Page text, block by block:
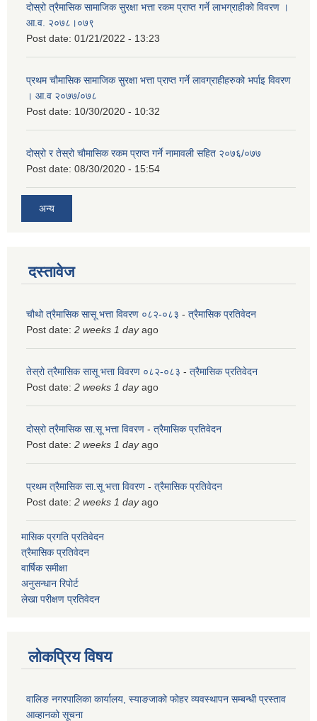
दोस्रो त्रैमासिक सामाजिक सुरक्षा भत्ता रकम प्राप्त गर्ने लाभग्राहीको विवरण ।
आ.व. २०७८।०७९
Post date: 01/21/2022 - 13:23
प्रथम चौमासिक सामाजिक सुरक्षा भत्ता प्राप्त गर्ने लावग्राहीहरुको भर्पाइ विवरण
। आ.व २०७७/०७८
Post date: 10/30/2020 - 10:32
दोस्रो र तेस्रो चौमासिक रकम प्राप्त गर्ने नामावली सहित २०७६/०७७
Post date: 08/30/2020 - 15:54
अन्य
दस्तावेज
चौथो त्रैमासिक सासू भत्ता विवरण ०८२-०८३ - त्रैमासिक प्रतिवेदन
Post date: 2 weeks 1 dayago
तेस्रो त्रैमासिक सासू भत्ता विवरण ०८२-०८३ - त्रैमासिक प्रतिवेदन
Post date: 2 weeks 1 dayago
दोस्रो त्रैमासिक सा.सू भत्ता विवरण - त्रैमासिक प्रतिवेदन
Post date: 2 weeks 1 dayago
प्रथम त्रैमासिक सा.सू भत्ता विवरण - त्रैमासिक प्रतिवेदन
Post date: 2 weeks 1 dayago
मासिक प्रगति प्रतिवेदन
त्रैमासिक प्रतिवेदन
वार्षिक समीक्षा
अनुसन्धान रिपोर्ट
लेखा परीक्षण प्रतिवेदन
लोकप्रिय विषय
वालिङ नगरपालिका कार्यालय, स्याङजाको फोहर व्यवस्थापन सम्बन्धी प्रस्ताव
आव्हानको सूचना